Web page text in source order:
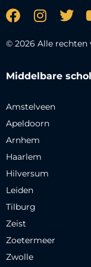
© 2026 Alle rechten
Middelbare
Amstelveen
Apeldoorn
Arnhem
Haarlem
Hilversum
Leiden
Tilburg
Zeist
Zoetermeer
Zwolle